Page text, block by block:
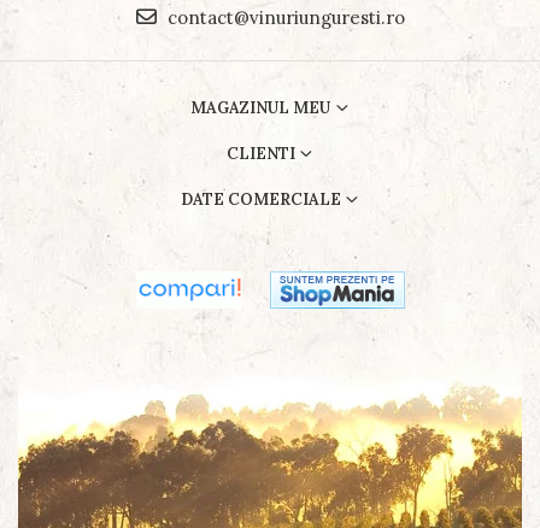
contact@vinuriunguresti.ro
MAGAZINUL MEU
CLIENTI
DATE COMERCIALE